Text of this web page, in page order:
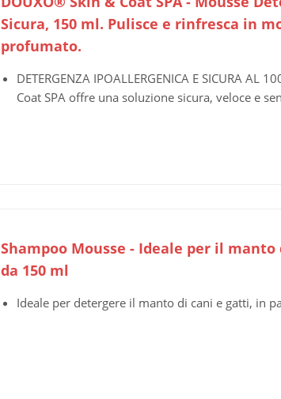
Sicura, 150 ml. Pulisce e rinfresca in
profumato.
DETERGENZA IPOALLERGENICA E SICURA
Coat SPA offre una soluzione sicura, veloce e
Shampoo Mousse - Ideale per il
da 150 ml
Ideale per detergere il manto di cani e gatti, in